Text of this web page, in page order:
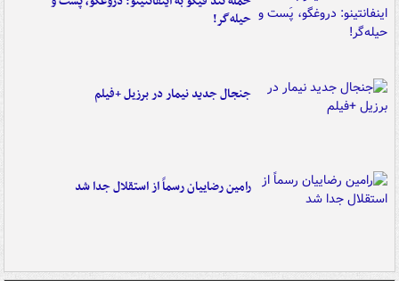
حیله‌گر!
جنجال جدید نیمار در برزیل +فیلم
رامین رضاییان رسماً از استقلال جدا شد